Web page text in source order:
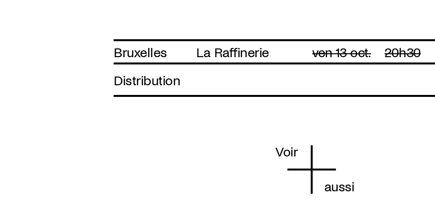
Bruxelles La Raffinerie ven 13 oct.
20h30
Distribution
Voir
aussi